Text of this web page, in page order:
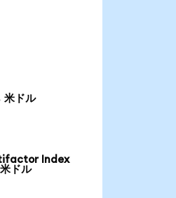
米ドル
Index
ドル